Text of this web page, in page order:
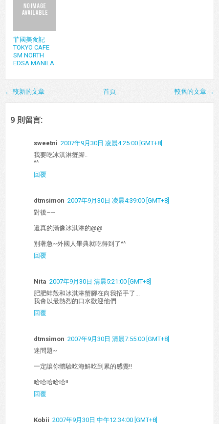
菲國美食記-
TOKYO CAFE
SM NORTH
EDSA MANILA
← 較新的文章 較舊的文章 →
首頁
9 則留言:
sweetni 2007年9月30日 凌晨4:25:00 [GMT+8]
我要吃冰淇淋蟹腳..
^^
回覆
dtmsimon 2007年9月30日 凌晨4:39:00 [GMT+8]
對後~~
還真的滿像冰淇淋的@@
別著急~外國人畢典就吃得到了^^
回覆
Nita 2007年9月30日 清晨5:21:00 [GMT+8]
肥肥蚌殼和冰淇淋蟹腳在向我招手了...
我會以最熱烈的口水歡迎他們
回覆
dtmsimon 2007年9月30日 清晨7:55:00 [GMT+8]
迷問題~
一定讓你體驗吃海鮮吃到累的感覺!!
哈哈哈哈哈!!
回覆
Kobii 2007年9月30日 中午12:34:00 [GMT+8]